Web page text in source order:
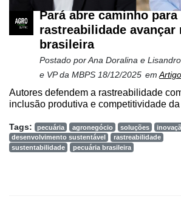
Pará abre caminho para
rastreabilidade avançar
brasileira
Postado porAna Doralina e
e VP da MBPS 18/12/2025 em
Autores defendem a rastreabilidade
inclusão produtiva e competitividade
Tags: pecuária agronegócio soluções
desenvolvimento sustentável
rastreabilidade
sustentabilidade
pecuária brasileira